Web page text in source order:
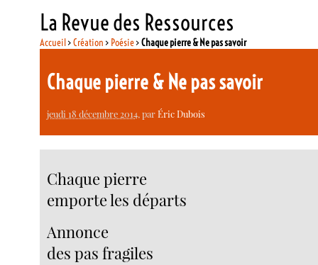
La Revue des Ressources
Accueil>Création > Poésie>Chaque pierre & Ne pas savoir
Chaque pierre & Ne pas savoir
jeudi 18 décembre 2014, parÉric Dubois
Chaque pierre
emporte les départs
Annonce
des pas fragiles